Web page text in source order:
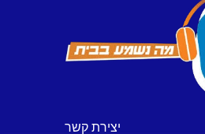
יצירת קשר